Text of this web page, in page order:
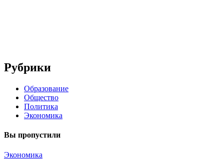
Рубрики
Образование
Общество
Политика
Экономика
Вы пропустили
Экономика